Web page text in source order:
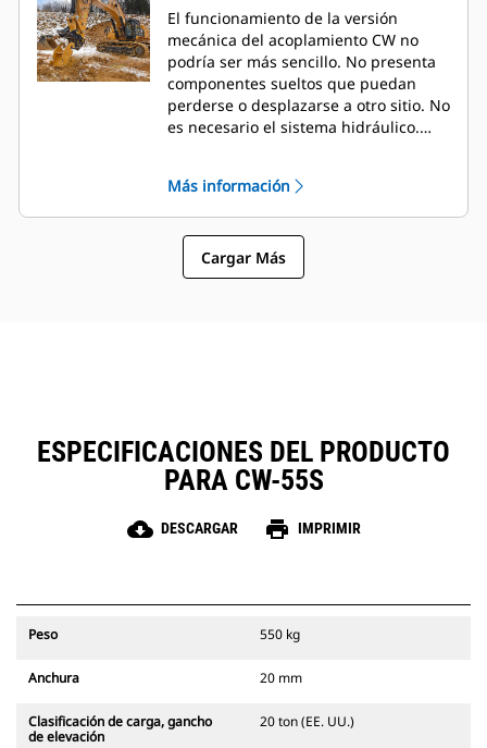
El funcionamiento de la versión
mecánica del acoplamiento CW no
podría ser más sencillo. No presenta
componentes sueltos que puedan
perderse o desplazarse a otro sitio. No
es necesario el sistema hidráulico.
hidráulica fácilmente en cualquier
momento.
Más información
Cargar Más
ESPECIFICACIONES DEL PRODUCTO
PARA CW-55S
cloud_download DESCARGAR print IMPRIMIR
Peso 550 kg
Anchura 20 mm
Clasificación de carga, gancho
de elevación
20 ton (EE. UU.)